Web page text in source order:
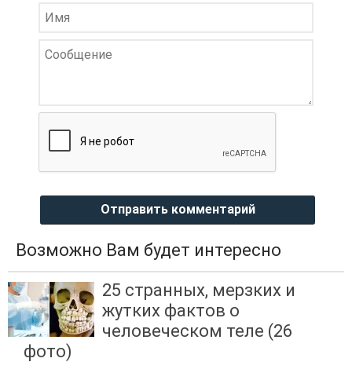
Отправить комментарий
Возможно Вам будет интересно
25 странных, мерзких и
жутких фактов о
человеческом теле (26
фото)